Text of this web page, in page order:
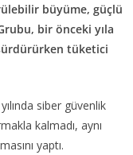
büyüme, güçlü
bir önceki yıla
tüketici
siber güvenlik
kalmadı, aynı
yaptı.